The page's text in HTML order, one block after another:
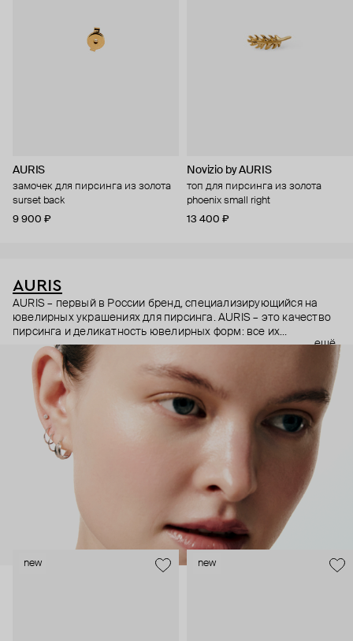
AURIS
замочек для пирсинга из золота
surset back
9 900 ₽
Novizio by AURIS
топ для пирсинга из золота
phoenix small right
13 400 ₽
AURIS
AURIS – первый в России бренд, специализирующийся на
ювелирных украшениях для пирсинга. AURIS – это качество
пирсинга и деликатность ювелирных форм: все их
украшения ручной работы. В процессе создания участвуют
как профессиональные пирсеры (они отвечают за
безопасность и эргономичность пирсинга), так и ювелирные
стилисты (благодаря им дизайн соответствует трендам, а
украшения легко сочетаются между собой).
Украшения AURIS – для тех, кто открыто выражает себя, но
делает это интеллигентно и по-взрослому.
ещё
new new